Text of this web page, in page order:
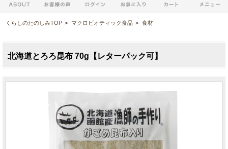
くらしのたのしみTOP > マクロビオティック食品 > 食材
北海道とろろ昆布 70g【レターパック可】